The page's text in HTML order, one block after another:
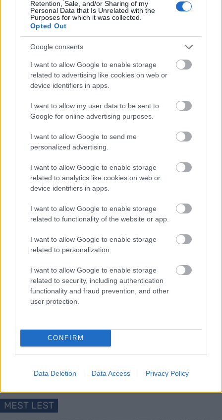
Retention, Sale, and/or Sharing of my
Personal Data that Is Unrelated with the
Purposes for which it was collected.
Opted Out
Google consents
I want to allow Google to enable storage
related to advertising like cookies on web or
device identifiers in apps.
I want to allow my user data to be sent to
Google for online advertising purposes.
I want to allow Google to send me
personalized advertising.
I want to allow Google to enable storage
related to analytics like cookies on web or
device identifiers in apps.
I want to allow Google to enable storage
related to functionality of the website or app.
I want to allow Google to enable storage
related to personalization.
I want to allow Google to enable storage
related to security, including authentication
functionality and fraud prevention, and other
user protection.
CONFIRM
Data Deletion Data Access Privacy Policy
Søndag 11. februar
18:00: 20km klassisk fellesstart, kvinner
20:15: 20km klassisk fellesstart, menn
Startlister, detaljer og resultater
Tirsdag 13. februar
17:99: Sprint klassisk prolog, kvinner og menn
Startlister, detaljer og resultater
Program Minneapolis, USA
Lørdag 17. februar
19:30: Sprint fristil finaler, kvinner og menn
Startlister, detaljer og resultater
Søndag 18. februar
17:30: 10km fristil individuell start, menn
19:45: 10km fristil individuell start, kvinner
Startlister, detaljer og resultater
MEST LEST